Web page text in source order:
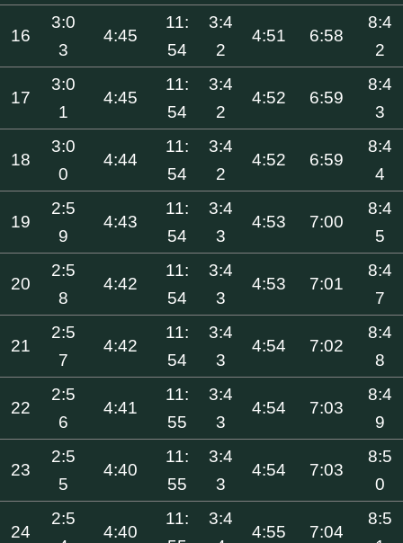
16
3:0
3
4:45
11:
54
3:4
2
4:51 6:58
8:4
2
17
3:0
1
4:45
11:
54
3:4
2
4:52 6:59
8:4
3
18
3:0
0
4:44
11:
54
3:4
2
4:52 6:59
8:4
4
19
2:5
9
4:43
11:
54
3:4
3
4:53 7:00
8:4
5
20
2:5
8
4:42
11:
54
3:4
3
4:53 7:01
8:4
7
21
2:5
7
4:42
11:
54
3:4
3
4:54 7:02
8:4
8
22
2:5
6
4:41
11:
55
3:4
3
4:54 7:03
8:4
9
23
2:5
5
4:40
11:
55
3:4
3
4:54 7:03
8:5
0
24
2:5
4:40
11:
3:4
4:55 7:04
8:5